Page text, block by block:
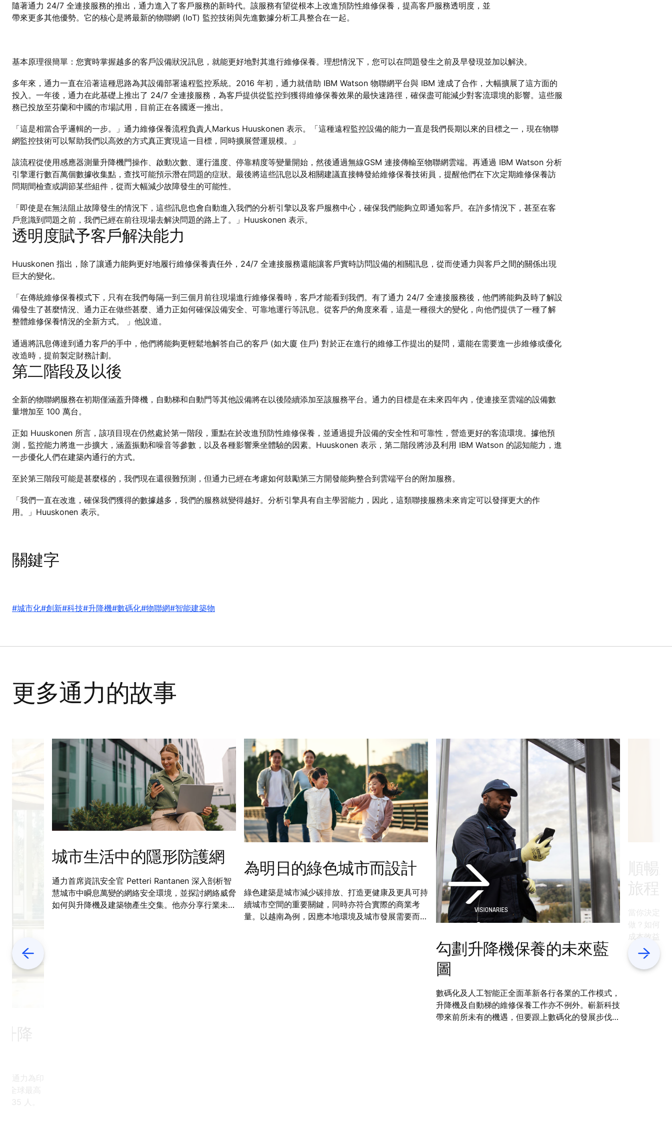
隨著通力 24/7 全連接服務的推出，通力進入了客戶服務的新時代。該服務有望從根本上改進預防性維修保養，提高客戶服務透明度，並
帶來更多其他優勢。它的核心是將最新的物聯網 (IoT) 監控技術與先進數據分析工具整合在一起。
基本原理很簡單：您實時掌握越多的客戶設備狀況訊息，就能更好地對其進行維修保養。理想情況下，您可以在問題發生之前及早發現並加以解決。
多年來，通力一直在沿著這種思路為其設備部署遠程監控系統。2016 年初，通力就借助 IBM Watson 物聯網平台與 IBM 達成了合作，大幅擴展了這方面的
投入。一年後，通力在此基礎上推出了 24/7 全連接服務，為客戶提供從監控到獲得維修保養效果的最快速路徑，確保盡可能減少對客流環境的影響。這些服
務已投放至芬蘭和中國的市場試用，目前正在各國逐一推出。
「這是相當合乎邏輯的一步。」通力維修保養流程負責人Markus Huuskonen 表示。「這種遠程監控設備的能力一直是我們長期以來的目標之一，現在物聯
網監控技術可以幫助我們以高效的方式真正實現這一目標，同時擴展營運規模。」
該流程從使用感應器測量升降機門操作、啟動次數、運行溫度、停靠精度等變量開始，然後通過無線GSM 連接傳輸至物聯網雲端。再通過 IBM Watson 分析
引擎運行數百萬個數據收集點，查找可能預示潛在問題的症狀。最後將這些訊息以及相關建議直接轉發給維修保養技術員，提醒他們在下次定期維修保養訪
問期間檢查或調節某些組件，從而大幅減少故障發生的可能性。
「即使是在無法阻止故障發生的情況下，這些訊息也會自動進入我們的分析引擎以及客戶服務中心，確保我們能夠立即通知客戶。在許多情況下，甚至在客
戶意識到問題之前，我們已經在前往現場去解決問題的路上了。」Huuskonen 表示。
透明度賦予客戶解決能力
Huuskonen 指出，除了讓通力能夠更好地履行維修保養責任外，24/7 全連接服務還能讓客戶實時訪問設備的相關訊息，從而使通力與客戶之間的關係出現
巨大的變化。
「在傳統維修保養模式下，只有在我們每隔一到三個月前往現場進行維修保養時，客戶才能看到我們。有了通力 24/7 全連接服務後，他們將能夠及時了解設
備發生了甚麼情況、通力正在做些甚麼、通力正如何確保設備安全、可靠地運行等訊息。從客戶的角度來看，這是一種很大的變化，向他們提供了一種了解
整體維修保養情況的全新方式。 」他說道。
通過將訊息傳達到通力客戶的手中，他們將能夠更輕鬆地解答自己的客戶 (如大廈 住戶) 對於正在進行的維修工作提出的疑問，還能在需要進一步維修或優化
改造時，提前製定財務計劃。
第二階段及以後
全新的物聯網服務在初期僅涵蓋升降機，自動梯和自動門等其他設備將在以後陸續添加至該服務平台。通力的目標是在未來四年內，使連接至雲端的設備數
量增加至 100 萬台。
正如 Huuskonen 所言，該項目現在仍然處於第一階段，重點在於改進預防性維修保養，並通過提升​​設備的安全性和可靠性，營造更好的客流環境。據他預
測，監控能力將進一步擴大，涵蓋振動和噪音等參數，以及各種影響乘坐體驗的因素。Huuskonen 表示，第二階段將涉及利用 IBM Watson 的認知能力，進
一步優化人們在建築內通行的方式。
至於第三階段可能是甚麼樣的，我們現在還很難預測，但通力已經在考慮如何鼓勵第三方開發能夠整合到雲端平台的附加服務。
「我們一直在改進，確保我們獲得的數據越多，我們的服務就變得越好。分析引擎具有自主學習能力，因此，這類聯接服務未來肯定可以發揮更大的作
用。」Huuskonen 表示。
關鍵字
#城市化#創新#科技#升降機#數碼化#物聯網#智能建築物
更多通力的故事
降
通力為印
全球最高
235 人。
城市生活中的隱形防護網
通力首席資訊安全官 Petteri Rantanen 深入剖析智
慧城市中瞬息萬變的網絡安全環境，並探討網絡威脅
如何與升降機及建築物產生交集。他亦分享行業未來
為明日的綠色城市而設計
綠色建築是城市減少碳排放、打造更健康及更具可持
續城市空間的重要關鍵，同時亦符合實際的商業考
量。以越南為例，因應本地環境及城市發展需要而制
勾劃升降機保養的未來藍
圖
數碼化及人工智能正全面革新各行各業的工作模式，
升降機及自動梯的維修保養工作亦不例外。嶄新科技
帶來前所未有的機遇，但要跟上數碼化的發展步伐，
順暢
旅程
當你決定
做？如何
成本效益地
個清晰的
升升降機的
揮最大價值